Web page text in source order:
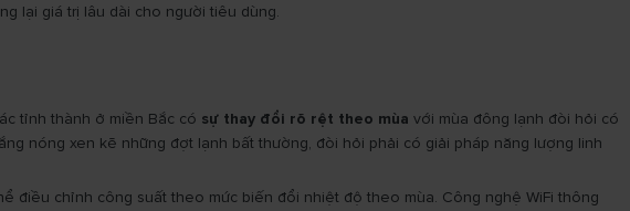
lại giá trị lâu dài cho người tiêu dùng.
tỉnh thành ở miền Bắc có sự thay đổi rõ rệt theo mùa với mùa đông lạnh đòi hỏi có
nóng xen kẽ những đợt lạnh bất thường, đòi hỏi phải có giải pháp năng lượng linh
điều chỉnh công suất theo mức biến đổi nhiệt độ theo mùa. Công nghệ WiFi thông